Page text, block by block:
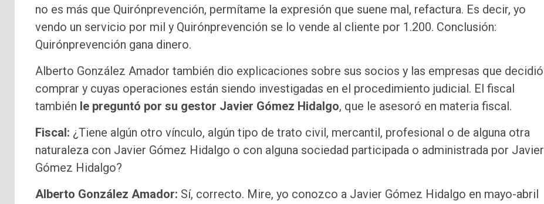
no es más que Quirónprevención, permítame la expresión que suene mal, refactura. Es decir, yo
vendo un servicio por mil y Quirónprevención se lo vende al cliente por 1.200. Conclusión:
Quirónprevención gana dinero.
Alberto González Amador también dio explicaciones sobre sus socios y las empresas que decidió
comprar y cuyas operaciones están siendo investigadas en el procedimiento judicial. El fiscal
también le preguntó por su gestor Javier Gómez Hidalgo, que le asesoró en materia fiscal.
Fiscal: ¿Tiene algún otro vínculo, algún tipo de trato civil, mercantil, profesional o de alguna otra
naturaleza con Javier Gómez Hidalgo o con alguna sociedad participada o administrada por Javier
Gómez Hidalgo?
Alberto González Amador: Sí, correcto. Mire, yo conozco a Javier Gómez Hidalgo en mayo-abril